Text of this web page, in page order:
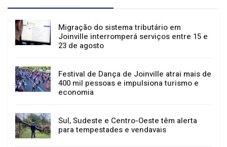
GERAL NOTÍCIAS
Migração do sistema tributário em
Joinville interromperá serviços entre 15 e
23 de agosto
Festival de Dança de Joinville atrai mais de
400 mil pessoas e impulsiona turismo e
economia